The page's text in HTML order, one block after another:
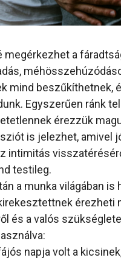
a
mind beszűkíthetnek,
Egyszerűen ránk
érezzük
is jelezhet, amivel
intimitás
testileg.
a munka világában is
érezheti
és a valós
napja volt a